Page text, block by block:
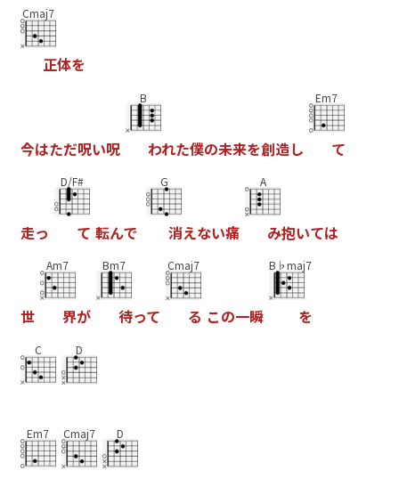
Cmaj7
正体を
今はただ呪い呪
B
われた僕の未来を創造し
Em7
て
走っ
D/F#
て 転んで
G
消えない痛
A
み抱いては
世
Am7
界が
Bm7
待って
Cmaj7
る この一瞬
B♭maj7
を
C D
Em7 Cmaj7 D